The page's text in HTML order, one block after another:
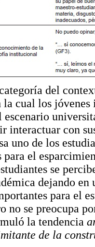
del
cual los
escenario
interactuar con
uno de los
para el
se
dejando en
para el
no se preocupa
la tendencia
de la